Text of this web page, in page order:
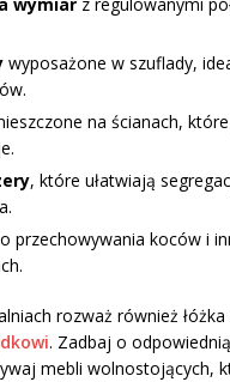
wyposażone w szuflady,
na ścianach,
, które ułatwiają
przechowywania koców i
rozważ również
. Zadbaj o
mebli wolnostojących,